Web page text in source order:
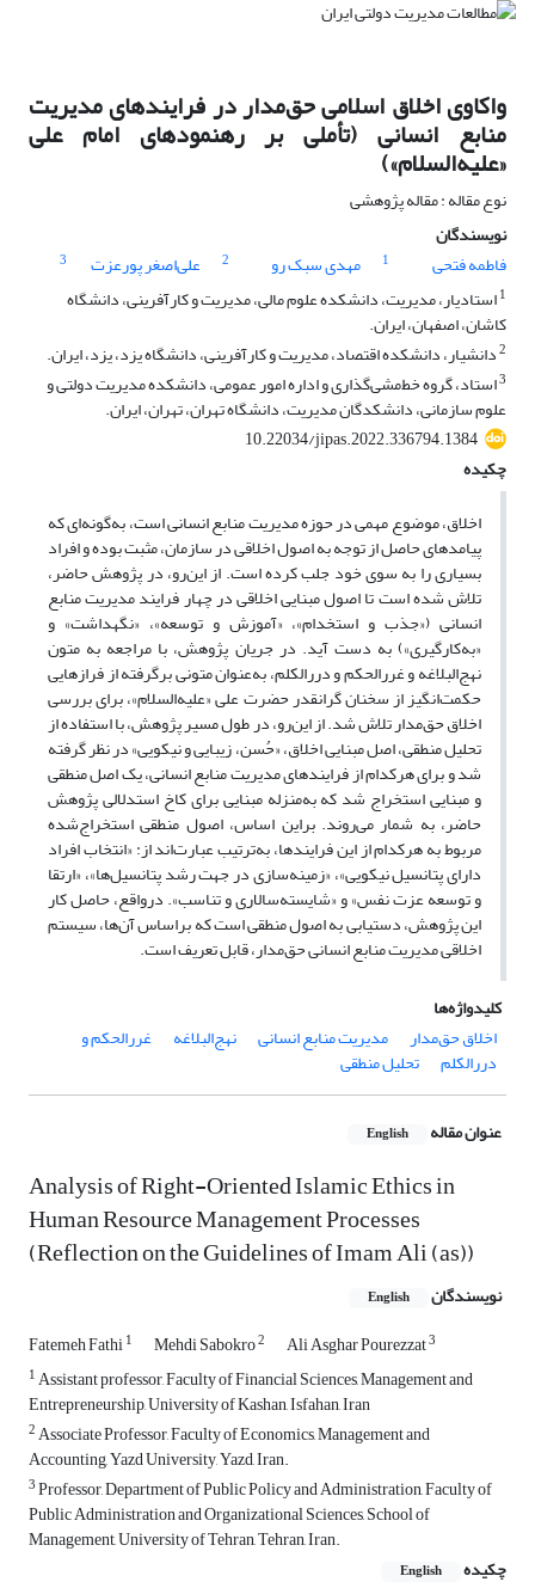
واکاوی اخلاق اسلامی حق‌مدار در فرایندهای مدیریت
منابع انسانی (تأملی بر رهنمودهای امام علی
«علیه‌السلام»)
نوع مقاله : مقاله پژوهشی
نویسندگان
فاطمه فتحی
1 مهدی سبک رو 2 علی‌اصغر پورعزت
3
1استادیار، مدیریت، دانشکده علوم مالی، مدیریت و کارآفرینی، دانشگاه
کاشان، اصفهان، ایران.
2دانشیار، دانشکده اقتصاد، مدیریت و کارآفرینی، دانشگاه یزد، یزد، ایران.
3استاد، گروه خط‌مشی‌گذاری و اداره امور عمومی، دانشکده مدیریت دولتی و
علوم سازمانی، دانشکدگان مدیریت، دانشگاه تهران، تهران، ایران.
10.22034/jipas.2022.336794.1384
چکیده
اخلاق، موضوع مهمی در حوزه مدیریت منابع انسانی است، به‌گونه‌ای که
پیامدهای حاصل از توجه به اصول اخلاقی در سازمان، مثبت بوده و افراد
بسیاری را به سوی خود جلب کرده است. از این‌رو، در پژوهش حاضر،
تلاش شده است تا اصول مبنایی اخلاقی در چهار فرایند مدیریت منابع
انسانی («جذب و استخدام»، «آموزش و توسعه»، «نگهداشت» و
«به‌کارگیری») به دست آید. در جریان پژوهش، با مراجعه به متون
نهج‌البلاغه و غررالحکم و دررالکلم، به‌عنوان متونی برگرفته از فرازهایی
حکمت‌انگیز از سخنان گرانقدر حضرت علی «علیه‌السلام»، برای بررسی
اخلاق حق‌مدار تلاش شد. از این‌رو، در طول مسیر پژوهش، با استفاده از
تحلیل منطقی، اصل مبنایی اخلاق، «حُسن، زیبایی و نیکویی» در نظر گرفته
شد و برای هرکدام از فرایندهای مدیریت منابع انسانی، یک اصل منطقی
و مبنایی استخراج شد که به‌منزله مبنایی برای کاخ استدلالی پژوهش
حاضر، به شمار می‌روند. براین اساس، اصول منطقی استخراج‌شده
مربوط به هرکدام از این فرایندها، به‌ترتیب عبارت‌اند از: «انتخاب افراد
دارای پتانسیل نیکویی»، «زمینه‌سازی در جهت رشد پتانسیل‌ها»، «ارتقا
و توسعه عزت نفس» و «شایسته‌سالاری و تناسب». درواقع، حاصل کار
این پژوهش، دستیابی به اصول منطقی است که براساس آن‌ها، سیستم
اخلاقی مدیریت منابع انسانی حق‌مدار، قابل تعریف است.
کلیدواژه‌ها
اخلاق حق‌مدار
مدیریت منابع انسانی نهج‌البلاغه غررالحکم و
دررالکلم تحلیل منطقی
عنوان مقاله English
Analysis of Right-Oriented Islamic Ethics in
Human Resource Management Processes
(Reflection on the Guidelines of Imam Ali (as))
نویسندگان English
Fatemeh Fathi1 Mehdi Sabokro2 Ali Asghar Pourezzat3
1Assistant professor, Faculty of Financial Sciences, Management and
Entrepreneurship, University of Kashan, Isfahan, Iran
2Associate Professor, Faculty of Economics, Management and
Accounting, Yazd University, Yazd, Iran.
3Professor, Department of Public Policy and Administration, Faculty of
Public Administration and Organizational Sciences, School of
Management, University of Tehran, Tehran, Iran.
چکیده
English